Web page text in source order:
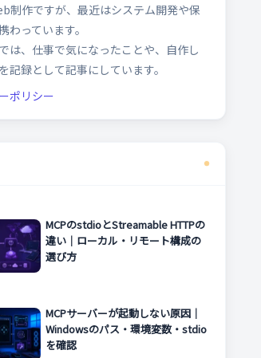
制作ですが、最近はシステム開発や保
わっています。
は、仕事で気になったことや、自作し
記録として記事にしています。
ポリシー
MCPのstdioとStreamable HTTPの
違い｜ローカル・リモート構成の
選び方
MCPサーバーが起動しない原因｜
Windowsのパス・環境変数・stdio
を確認